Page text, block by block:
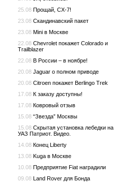
25.08 Прощай, CX-7!
23.08 Скандинавский пакет
23.08 Mini в Москве
22.08 Chevrolet покажет Colorado и
Trailblazer
22.08 В России – в ноябре!
20.08 Jaguar о полном приводе
20.08 Citroen покажет Berlingo Trek
17.08 К заказу доступны!
17.08 Ковровый отзыв
15.08 “Звезда” Москвы
15.08 Скрытая установка лебедки на
УАЗ Патриот. Видео.
14.08 Конец Liberty
13.08 Kuga в Москве
10.08 Предприятие Fiat наградили
09.08 Land Rover для Бонда